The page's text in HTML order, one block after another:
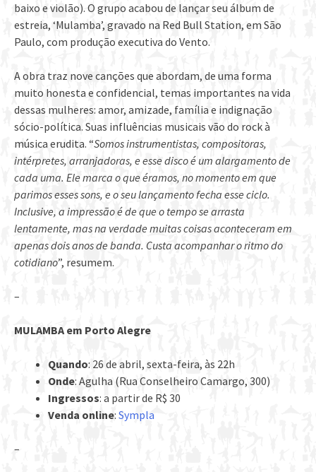
baixo e violão). O grupo acabou de lançar seu álbum de
estreia, ‘Mulamba’, gravado na Red Bull Station, em São
Paulo, com produção executiva do Vento.
A obra traz nove canções que abordam, de uma forma
muito honesta e confidencial, temas importantes na vida
dessas mulheres: amor, amizade, família e indignação
sócio-política. Suas influências musicais vão do rock à
música erudita. “Somos instrumentistas, compositoras,
intérpretes, arranjadoras, e esse disco é um alargamento de
cada uma. Ele marca o que éramos, no momento em que
parimos esses sons, e o seu lançamento fecha esse ciclo.
Inclusive, a impressão é de que o tempo se arrasta
lentamente, mas na verdade muitas coisas aconteceram em
apenas dois anos de banda. Custa acompanhar o ritmo do
cotidiano”, resumem.
–
MULAMBA em Porto Alegre
Quando: 26 de abril, sexta-feira, às 22h
Onde: Agulha (Rua Conselheiro Camargo, 300)
Ingressos: a partir de R$ 30
Venda online: Sympla
–